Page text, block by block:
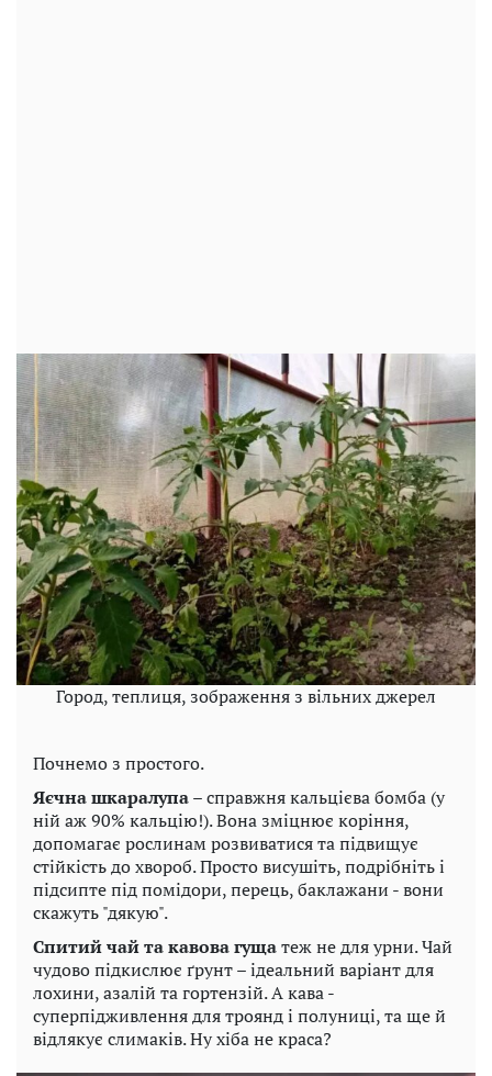
Город, теплиця, зображення з вільних джерел
Почнемо з простого.
Яєчна шкаралупа– справжня кальцієва бомба (у
ній аж 90% кальцію!). Вона зміцнює коріння,
допомагає рослинам розвиватися та підвищує
стійкість до хвороб. Просто висушіть, подрібніть і
підсипте під помідори, перець, баклажани - вони
скажуть "дякую".
Спитий чай та кавова гущатеж не для урни. Чай
чудово підкислює ґрунт – ідеальний варіант для
лохини, азалій та гортензій. А кава -
суперпідживлення для троянд і полуниці, та ще й
відлякує слимаків. Ну хіба не краса?